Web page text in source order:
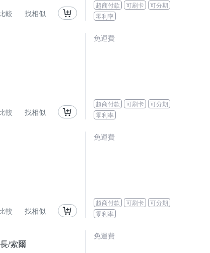
較 找相似
超商付款 可刷卡
可分期
零利率
較 找相似
免運費
超商付款 可刷卡
可分期
零利率
較 找相似
免運費
超商付款 可刷卡
可分期
零利率
/索爾
免運費